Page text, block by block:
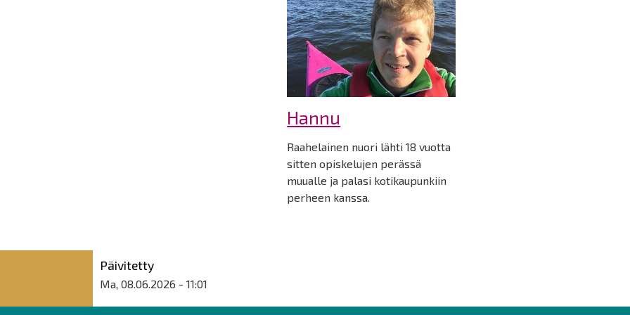
Hannu
Raahelainen nuori lähti 18 vuotta
sitten opiskelujen perässä
muualle ja palasi kotikaupunkiin
perheen kanssa.
Päivitetty
Ma, 08.06.2026 - 11:01